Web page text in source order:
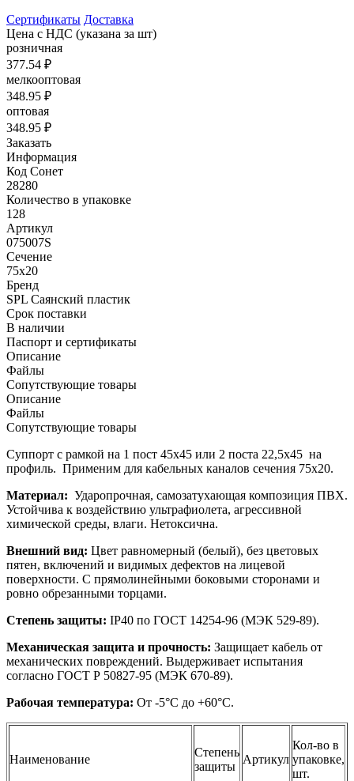
Сертификаты Доставка
Цена с НДС (указана за шт)
розничная
377.54 ₽
мелкооптовая
348.95 ₽
оптовая
348.95 ₽
Заказать
Информация
Код Сонет
28280
Количество в упаковке
128
Артикул
075007S
Сечение
75х20
Бренд
SPL Саянский пластик
Срок поставки
В наличии
Паспорт и сертификаты
Описание
Файлы
Сопутствующие товары
Описание
Файлы
Сопутствующие товары
Суппорт с рамкой на 1 пост 45х45 или 2 поста 22,5х45 на
профиль. Применим для кабельных каналов сечения 75х20.
Материал: Ударопрочная, самозатухающая композиция ПВХ.
Устойчива к воздействию ультрафиолета, агрессивной
химической среды, влаги. Нетоксична.
Внешний вид: Цвет равномерный (белый), без цветовых
пятен, включений и видимых дефектов на лицевой
поверхности. С прямолинейными боковыми сторонами и
ровно обрезанными торцами.
Степень защиты: IP40 по ГОСТ 14254-96 (МЭК 529-89).
Механическая защита и прочность: Защищает кабель от
механических повреждений. Выдерживает испытания
согласно ГОСТ Р 50827-95 (МЭК 670-89).
Рабочая температура: От -5°С до +60°С.
Наименование
Степень
защиты
Артикул
Кол-во в
упаковке,
шт.